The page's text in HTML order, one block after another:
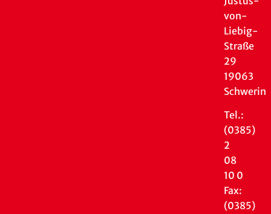
von-
Liebig-
Straße
29
19063
Schwerin
Tel.:
(0385)
2
08
10 0
Fax:
(0385)